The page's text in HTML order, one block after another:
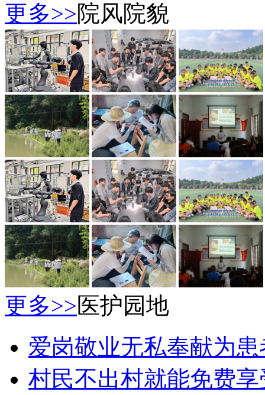
更多>>院风院貌
更多>>医护园地
爱岗敬业无私奉献为
村民不出村就能免费